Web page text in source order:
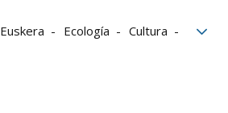
Euskera Ecología
Cultura